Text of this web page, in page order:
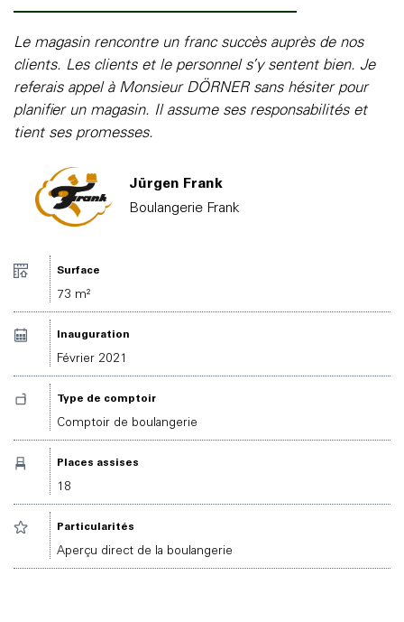
Le magasin rencontre un franc succès auprès de nos
clients. Les clients et le personnel s’y sentent bien. Je
referais appel à Monsieur DÖRNER sans hésiter pour
planifier un magasin. Il assume ses responsabilités et
tient ses promesses.
Jürgen Frank
Boulangerie Frank
Surface
73 m²
Inauguration
Février 2021
Type de comptoir
Comptoir de boulangerie
Places assises
18
Particularités
Aperçu direct de la boulangerie